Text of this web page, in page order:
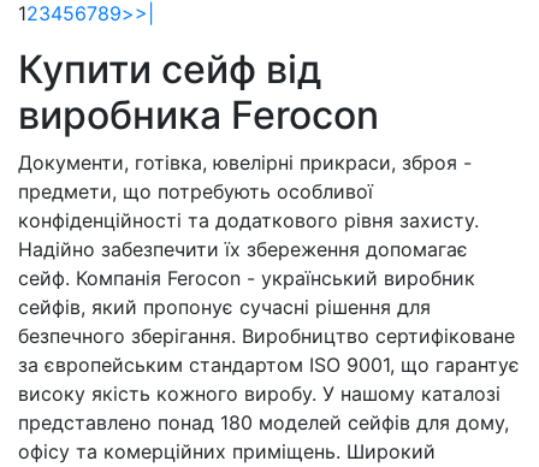
123456789>>|
Купити сейф від
виробника Ferocon
Документи, готівка, ювелірні прикраси, зброя -
предмети, що потребують особливої
конфіденційності та додаткового рівня захисту.
Надійно забезпечити їх збереження допомагає
сейф. Компанія Ferocon - український виробник
сейфів, який пропонує сучасні рішення для
безпечного зберігання. Виробництво сертифіковане
за європейським стандартом ISO 9001, що гарантує
високу якість кожного виробу. У нашому каталозі
представлено понад 180 моделей сейфів для дому,
офісу та комерційних приміщень. Широкий